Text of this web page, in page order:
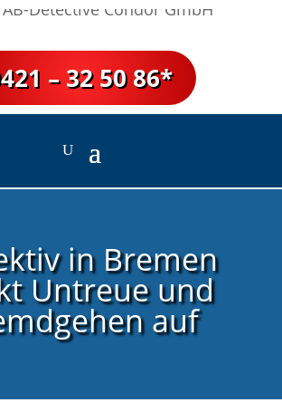
– 32 50 86*
in Bremen
Untreue und
auf